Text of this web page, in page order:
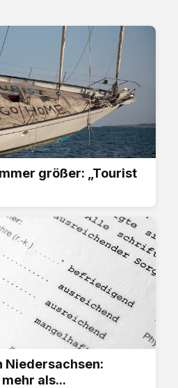
größer: „Tourist
Niedersachsen:
als...